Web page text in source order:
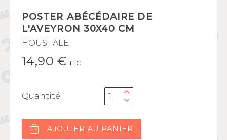
POSTER ABÉCÉDAIRE DE
L'AVEYRON 30X40 CM
HOUS'TALET
14,90 € TTC
Quantité
AJOUTER AU PANIER